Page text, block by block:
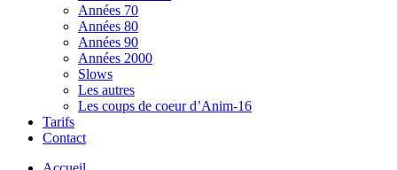
Années 70
Années 80
Années 90
Années 2000
Slows
Les autres
Les coups de coeur d’Anim-16
Tarifs
Contact